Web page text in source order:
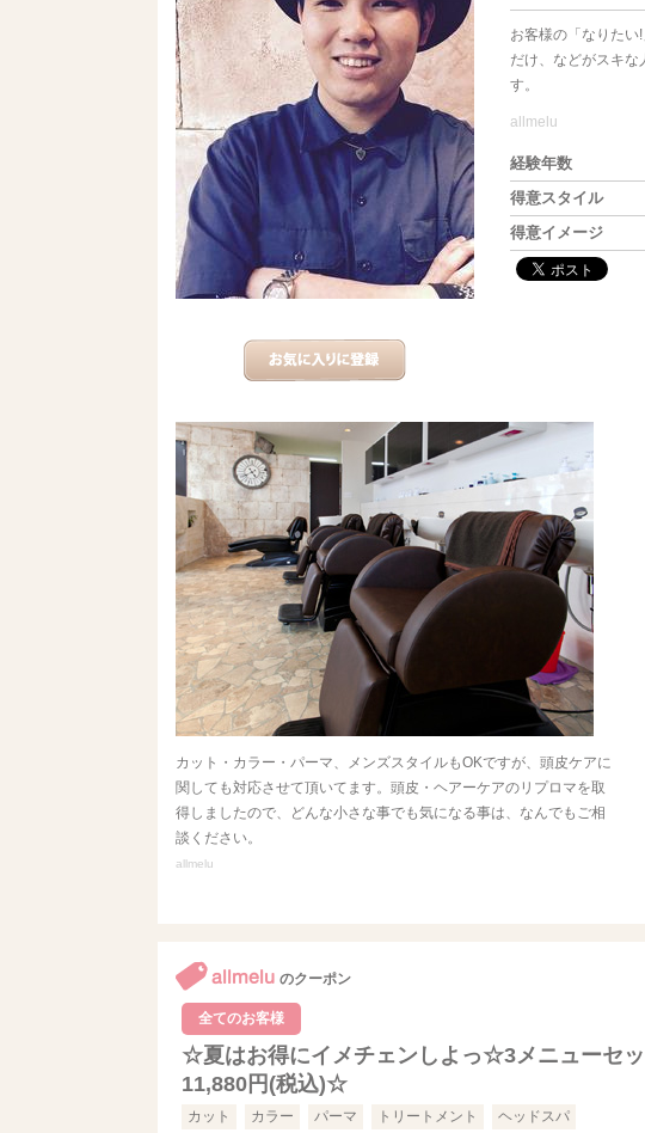
お客様の「なりた
だけ、などがスキ
す。
allmelu
経験年数
得意スタイル
得意イメージ
カット・カラー・パーマ、メンズスタイルもOKですが、頭皮ケアに
関しても対応させて頂いてます。頭皮・ヘアーケアのリプロマを取
得しましたので、どんな小さな事でも気になる事は、なんでもご相
談ください。
allmelu
allmelu のクーポン
全てのお客様
☆夏はお得にイメチェンしよっ☆3メニューセ
11,880円(税込)☆
カット カラー パーマ トリートメント ヘッドスパ